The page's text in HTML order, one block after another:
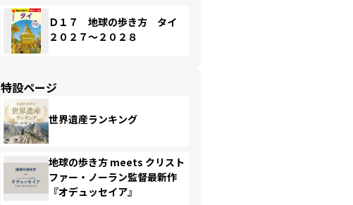
Ｄ１７ 地球の歩き方 タイ
２０２７～２０２８
特設ページ
世界遺産ランキング
地球の歩き方 meets クリスト
ファー・ノーラン監督最新作
『オデュッセイア』